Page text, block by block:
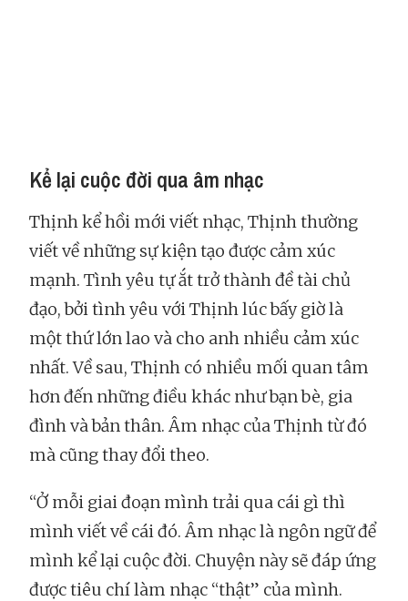
Kể lại cuộc đời qua âm nhạc
Thịnh kể hồi mới viết nhạc, Thịnh thường
viết về những sự kiện tạo được cảm xúc
mạnh. Tình yêu tự ắt trở thành đề tài chủ
đạo, bởi tình yêu với Thịnh lúc bấy giờ là
một thứ lớn lao và cho anh nhiều cảm xúc
nhất. Về sau, Thịnh có nhiều mối quan tâm
hơn đến những điều khác như bạn bè, gia
đình và bản thân. Âm nhạc của Thịnh từ đó
mà cũng thay đổi theo.
“Ở mỗi giai đoạn mình trải qua cái gì thì
mình viết về cái đó. Âm nhạc là ngôn ngữ để
mình kể lại cuộc đời. Chuyện này sẽ đáp ứng
được tiêu chí làm nhạc “thật” của mình.